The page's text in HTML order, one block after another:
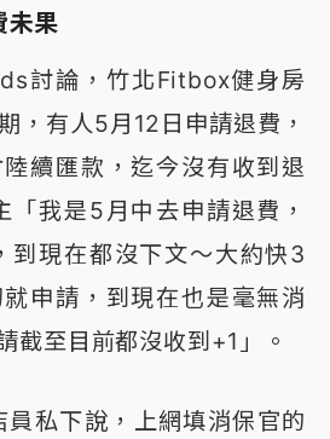
未果
討論，竹北Fitbox健身房
，有人5月12日申請退費，
續匯款，迄今沒有收到退
「我是5月中去申請退費，
到現在都沒下文～大約快3
申請，到現在也是毫無消
截至目前都沒收到+1」。
員私下說，上網填消保官的